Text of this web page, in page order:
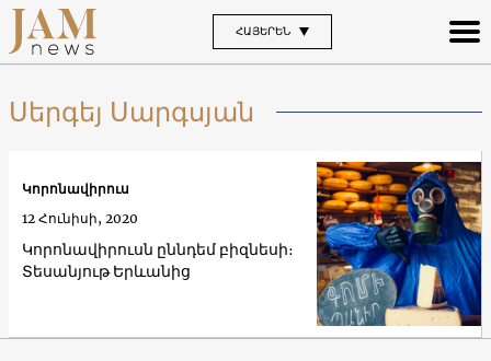
ՀԱՅԵՐԵՆ
Սերգեյ Սարգսյան
Կորոնավիրուսն ըննդեմ բիզնեսի։
Տեսանյութ Երևանից
Կորոնավիրուս
12 Հունիսի, 2020